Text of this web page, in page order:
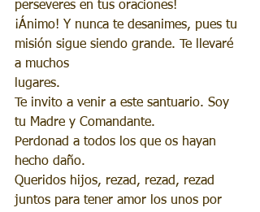
perseveres en tus oraciones!
¡Ánimo! Y nunca te desanimes, pues tu
misión sigue siendo grande. Te llevaré
a muchos
lugares.
Te invito a venir a este santuario. Soy
tu Madre y Comandante.
Perdonad a todos los que os hayan
hecho daño.
Queridos hijos, rezad, rezad, rezad
juntos para tener amor los unos por